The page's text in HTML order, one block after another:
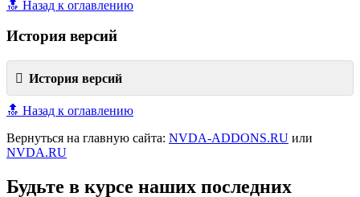
🔝 Назад к оглавлению
История версий
История версий
🔝 Назад к оглавлению
Вернуться на главную сайта: NVDA-ADDONS.RU или
NVDA.RU
Будьте в курсе наших последних